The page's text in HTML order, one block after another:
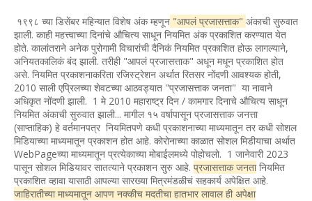
१९९८ च्या डिसेंबर महिन्यात विशेष अंक म्हणून "आपलं प्रजासत्ताक" अंकाची सुरुवात
झाली. काही महत्त्वाच्या दिनांचे औचित्य साधून नियमित अंक प्रकाशित करण्यात येत
होते. कालांतराने अनेक पुरोगामी विचारांची दैनिकं नियमित प्रकाशित होऊ लागल्याने,
अनियतकालिकं बंद झाली. तरीही "आपलं प्रजासत्ताक" अधून मधून प्रकाशित होत
असे. नियमित प्रकाशनाकरिता रजिस्ट्रेशन अर्थात रितसर नोंदणी आवश्यक होती,
2010 साली एप्रिलच्या शेवटच्या आठवड्यात "प्रजासत्ताक जनता" या नावाने
अधिकृत नोंदणी झाली. 1 मे 2010 महाराष्ट्र दिन / कामगार दिनाचे औचित्य साधून
नियमित अंकाची सुरुवात झाली... मागील १५ वर्षापासून प्रजासत्ताक जनत्ता
(साप्ताहिक) हे वर्तमानपत्र नियमितपणे कधी प्रकाशनाच्या माध्यमातून तर कधी सोशल
मिडियाच्या माध्यमातून प्रकाशन होत आहे. कोरोनाच्या काळात सोशल मिडीयाचा अर्थात
WebPageच्या माध्यमातून प्रत्येकाच्या मोबाईलमध्ये पोहोचलो. 1 जानेवारी 2023
पासून सोशल मिडियावर सातत्याने प्रकाशन सुरु आहे. प्रजासत्ताक जनतानियमित
प्रकाशित व्हावा यासाठी आपल्या सारख्या मित्रमंडळीचं सहकार्य अपेक्षित आहे.
जाहिरातीच्या माध्यमातून आपण नक्कीच मदतीचा हातभार लावाल ही अपेक्षा